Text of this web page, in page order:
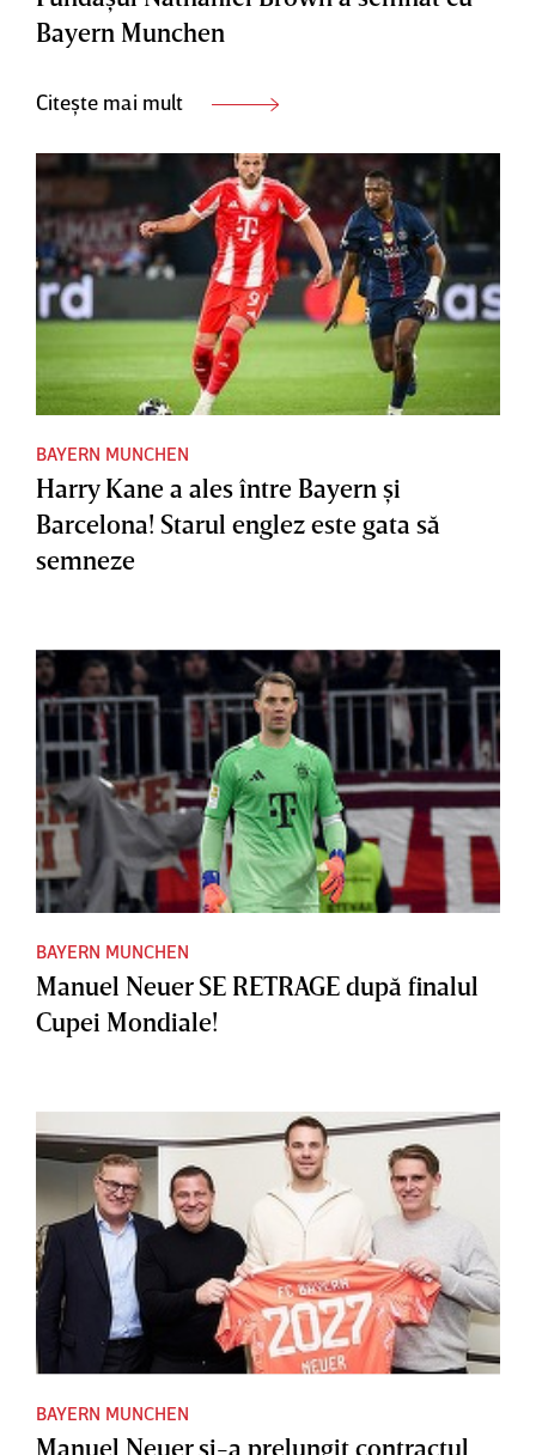
Bayern Munchen
Citește mai mult
BAYERN MUNCHEN
Harry Kane a ales între Bayern şi
Barcelona! Starul englez este gata să
semneze
BAYERN MUNCHEN
Manuel Neuer SE RETRAGE după finalul
Cupei Mondiale!
BAYERN MUNCHEN
Manuel Neuer şi-a prelungit contractul